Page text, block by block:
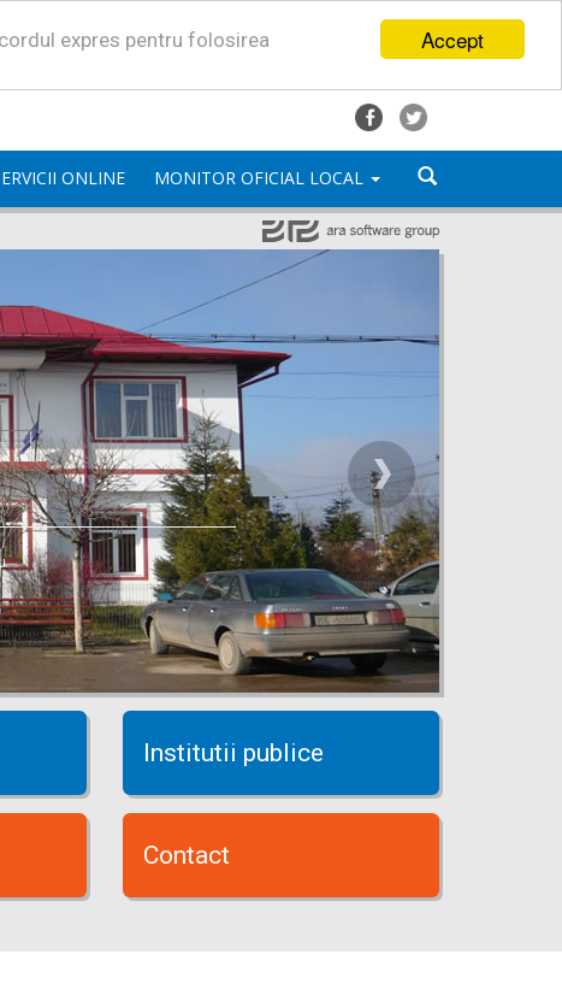
Accept
expres pentru folosirea
ONLINE MONITOR OFICIAL LOCAL
Institutii publice
Contact